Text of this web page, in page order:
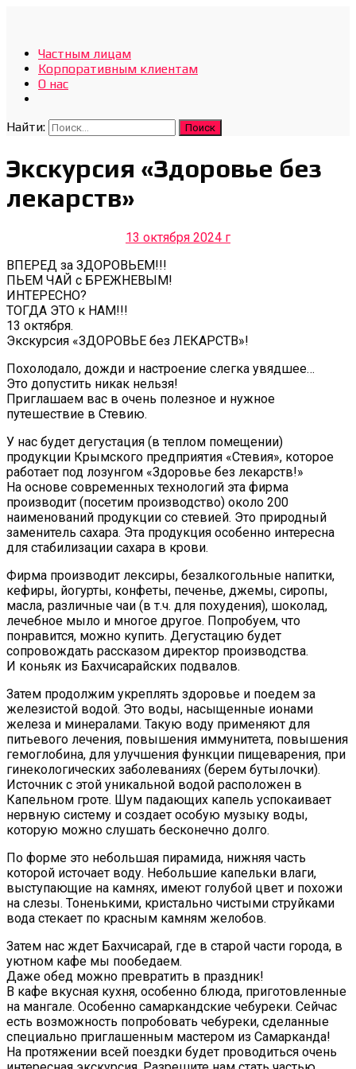
Отдых Без Границ
Эксклюзивные экскурсии по Севастополю и Крыму
Частным лицам
Корпоративным клиентам
О нас
Найти:
Экскурсия «Здоровье без
лекарств»
13 октября 2024 г
ВПЕРЕД за ЗДОРОВЬЕМ!!!
ПЬЕМ ЧАЙ с БРЕЖНЕВЫМ!
ИНТЕРЕСНО?
ТОГДА ЭТО к НАМ!!!
13 октября.
Экскурсия «ЗДОРОВЬЕ без ЛЕКАРСТВ»!
Похолодало, дожди и настроение слегка увядшее…
Это допустить никак нельзя!
Приглашаем вас в очень полезное и нужное
путешествие в Стевию.
У нас будет дегустация (в теплом помещении)
продукции Крымского предприятия «Стевия», которое
работает под лозунгом «Здоровье без лекарств!»
На основе современных технологий эта фирма
производит (посетим производство) около 200
наименований продукции со стевией. Это природный
заменитель сахара. Эта продукция особенно интересна
для стабилизации сахара в крови.
Фирма производит лексиры, безалкогольные напитки,
кефиры, йогурты, конфеты, печенье, джемы, сиропы,
масла, различные чаи (в т.ч. для похудения), шоколад,
лечебное мыло и многое другое. Попробуем, что
понравится, можно купить. Дегустацию будет
сопровождать рассказом директор производства.
И коньяк из Бахчисарайских подвалов.
Затем продолжим укреплять здоровье и поедем за
железистой водой. Это воды, насыщенные ионами
железа и минералами. Такую воду применяют для
питьевого лечения, повышения иммунитета, повышения
гемоглобина, для улучшения функции пищеварения, при
гинекологических заболеваниях (берем бутылочки).
Источник с этой уникальной водой расположен в
Капельном гроте. Шум падающих капель успокаивает
нервную систему и создает особую музыку воды,
которую можно слушать бесконечно долго.
По форме это небольшая пирамида, нижняя часть
которой источает воду. Небольшие капельки влаги,
выступающие на камнях, имеют голубой цвет и похожи
на слезы. Тоненькими, кристально чистыми струйками
вода стекает по красным камням желобов.
Затем нас ждет Бахчисарай, где в старой части города, в
уютном кафе мы пообедаем.
Даже обед можно превратить в праздник!
В кафе вкусная кухня, особенно блюда, приготовленные
на мангале. Особенно самаркандские чебуреки. Сейчас
есть возможность попробовать чебуреки, сделанные
специально приглашенным мастером из Самарканда!
На протяжении всей поездки будет проводиться очень